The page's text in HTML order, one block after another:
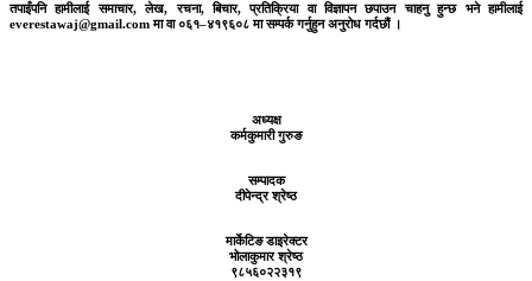
तपाईंपनि हामीलाई समाचार, लेख, रचना, बिचार, प्रतिक्रिया वा विज्ञापन छपाउन चाहनु हुन्छ भने हामीलाई
everestawaj@gmail.com मा वा ०६१–४१९६०८ मा सम्पर्क गर्नुहुन अनुरोध गर्दछौं ।
अध्यक्ष
कर्मकुमारी गुरुङ
सम्पादक
दीपेन्द्र श्रेष्ठ
मार्केटिङ डाइरेक्टर
भोलाकुमार श्रेष्ठ
९८५६०२२३१९